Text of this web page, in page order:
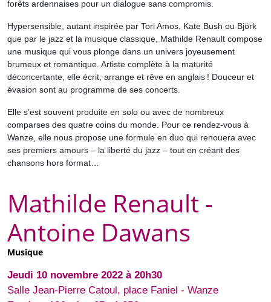
forêts ardennaises pour un dialogue sans compromis.
Hypersensible, autant inspirée par Tori Amos, Kate Bush ou Björk
que par le jazz et la musique classique, Mathilde Renault compose
une musique qui vous plonge dans un univers joyeusement
brumeux et romantique. Artiste complète à la maturité
déconcertante, elle écrit, arrange et rêve en anglais ! Douceur et
évasion sont au programme de ses concerts.
Elle s’est souvent produite en solo ou avec de nombreux
comparses des quatre coins du monde. Pour ce rendez-vous à
Wanze, elle nous propose une formule en duo qui renouera avec
ses premiers amours – la liberté du jazz – tout en créant des
chansons hors format…
Mathilde Renault -
Antoine Dawans
Musique
Jeudi 10 novembre 2022 à 20h30
Salle Jean-Pierre Catoul, place Faniel - Wanze